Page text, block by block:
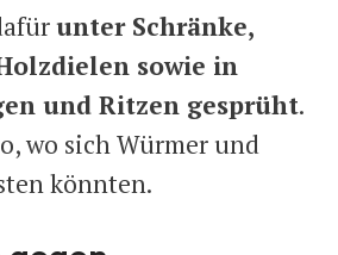
unter Schränke,
sowie in
und Ritzen gesprüht.
wo sich Würmer und
könnten.